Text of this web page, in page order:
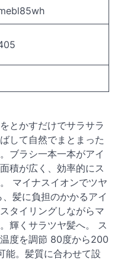
とかすだけでサラサラ
して自然でまとまった
ブラシ一本一本がアイ
積が広く、効率的にス
マイナスイオンでツヤ
髪に負担のかかるアイ
タイリングしながらマ
輝くサラツヤ髪へ。 ス
度を調節 80度から200
能。髪質に合わせて設